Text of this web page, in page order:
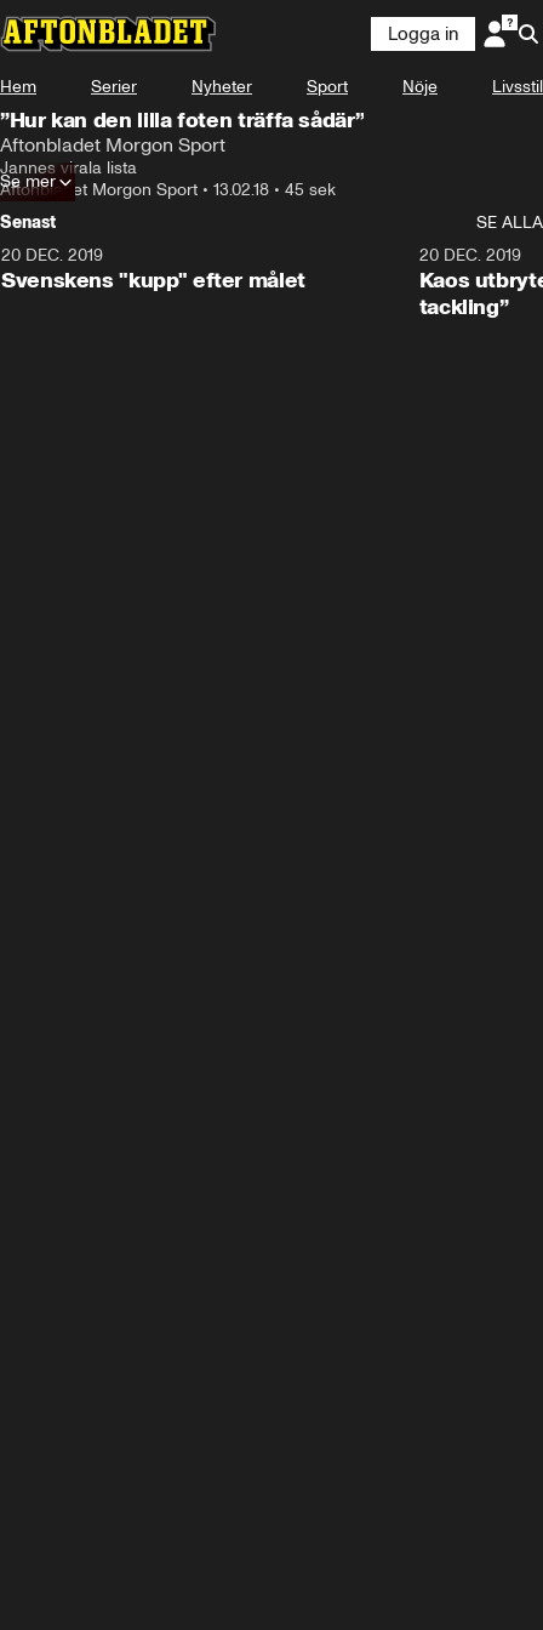
Logga in
Hem Serier Nyheter Sport Nöje Livsstil
”Hur kan den lilla foten träffa sådär”
Aftonbladet Morgon Sport
Jannes virala lista
Aftonbladet Morgon Sport • 13.02.18 • 45 sek
Se mer
Senast
SE ALLA
20 DEC. 2019
Svenskens "kupp" efter målet
20 DEC. 2019
Kaos
tackling”